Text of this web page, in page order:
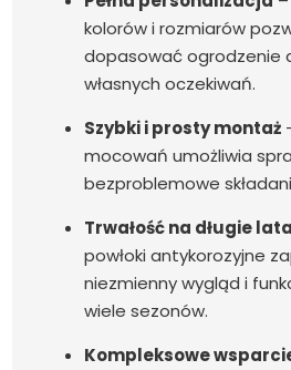
kolorów i rozmiarów
dopasować ogrodzenie
własnych oczekiwań.
Szybki i prosty montaż
mocowań umożliwia
bezproblemowe
Trwałość na długie lata
powłoki antykorozyjne
niezmienny wygląd i
wiele sezonów.
Kompleksowe